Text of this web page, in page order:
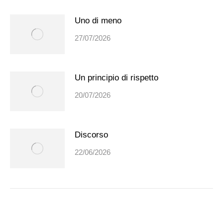
Uno di meno
27/07/2026
Un principio di rispetto
20/07/2026
Discorso
22/06/2026